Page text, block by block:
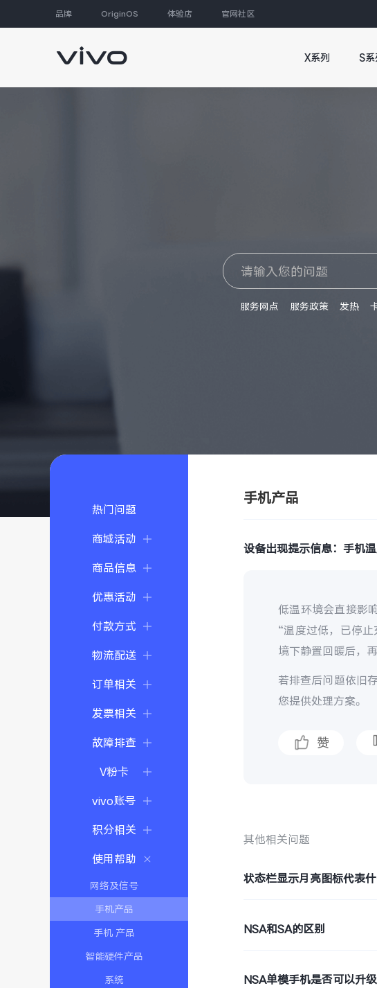
品牌 OriginOS 体验店 官网社区
X系列 S系
服务网点 服务政策 发热
热门问题
商城活动
商品信息
优惠活动
付款方式
物流配送
订单相关
发票相关
故障排查
V粉卡
vivo账号
积分相关
使用帮助
网络及信号
手机产品
手机 产品
智能硬件产品
系统
手机产品
设备出现提示信息：手机
低温环境会直接影
“温度过低，已停
境下静置回暖后，
若排查后问题依旧
您提供处理方案。
赞
其他相关问题
状态栏显示月亮图标代表什
NSA和SA的区别
NSA单模手机是否可以升